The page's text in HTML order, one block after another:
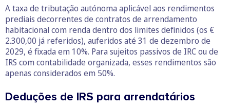
A taxa de tributação autónoma aplicável aos rendimentos
prediais decorrentes de contratos de arrendamento
habitacional com renda dentro dos limites definidos (os €
2.300,00 já referidos), auferidos até 31 de dezembro de
2029, é fixada em 10%. Para sujeitos passivos de IRC ou de
IRS com contabilidade organizada, esses rendimentos são
apenas considerados em 50%.
Deduções de IRS para arrendatários